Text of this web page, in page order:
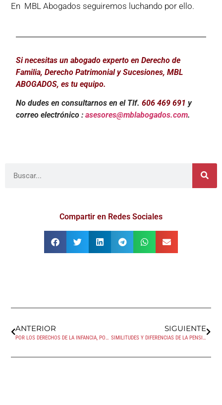
En MBL Abogados seguiremos luchando por ello.
Si necesitas un abogado experto en Derecho de
Familia, Derecho Patrimonial y Sucesiones, MBL
ABOGADOS, es tu equipo.
No dudes en consultarnos en el Tlf.606 469 691 y
correo electrónico :asesores@mblabogados.com.
Compartir en Redes Sociales
ANTERIOR
POR LOS DERECHOS DE LA INFANCIA, PORQUE «ESOS LOCOS BAJITOS» MERECEN SER FELICES.
SIGUIENTE
SIMILITUDES Y DIFERENCIAS DE LA PENSIÓN COMPENSATORIA EN FRANCIA Y EN ESPAÑA